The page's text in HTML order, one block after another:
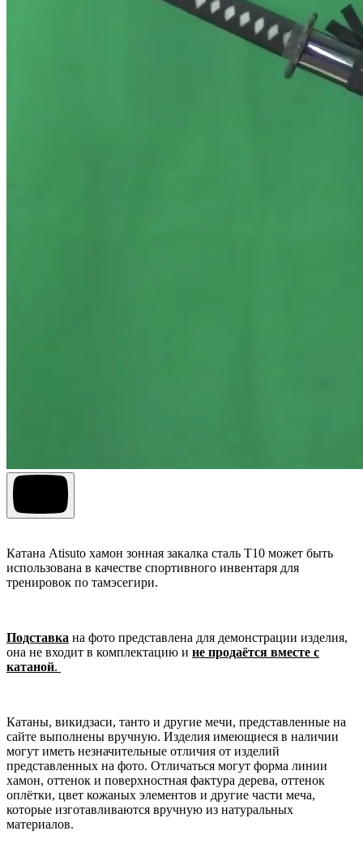
Катана Atisuto хамон зонная закалка сталь T10 может быть
использована в качестве спортивного инвентаря для
тренировок по тамэсегири.
Подставка на фото представлена для демонстрации изделия,
она не входит в комплектацию и не продаётся вместе с
катаной.
Катаны, викидзаси, танто и другие мечи, представленные на
сайте выполнены вручную. Изделия имеющиеся в наличии
могут иметь незначительные отличия от изделий
представленных на фото. Отличаться могут форма линии
хамон, оттенок и поверхностная фактура дерева, оттенок
оплётки, цвет кожаных элементов и другие части меча,
которые изготавливаются вручную из натуральных
материалов.